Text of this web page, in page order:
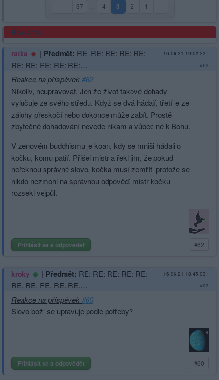
37 4 3(aktuální strana)
2 1
Reklama
ratka | Předmět: RE: RE: RE: RE: RE:
RE: RE: RE: RE: RE:…
16.06.21 19:02:23 |
#63
Reakce na příspěvek#62
Nikoliv, neupravovat. Jen že život takové dohady
vylučuje ze svého středu. Když se dvá hádají, třetí je ze
zálohy přeskočí nebo dokonce může zabít. Prostě
zbytečné dohadování nevede nikam a vůbec né k Bohu.
V zenovém buddhismu je koan, kdy se mniši hádali o
kočku, komu patří. Přišel mistr a řekl jim, že pokud
neřeknou správné slovo, kočka musí zemřít, protože se
nikdo nezmohl na správnou odpověď, mistr kočku
rozsekl vejpůl.
Přihlásit se a odpovědět #62
kroky | Předmět: RE: RE: RE: RE: RE:
RE: RE: RE: RE: RE:…
16.06.21 18:45:03 |
#62
Reakce na příspěvek#60
Slovo boží se upravuje podle potřeby?
Přihlásit se a odpovědět #60